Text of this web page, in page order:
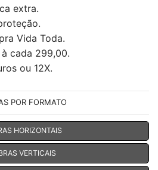
extra.
Vida Toda.
à cada 299,00.
ou 12X.
POR FORMATO
HORIZONTAIS
VERTICAIS